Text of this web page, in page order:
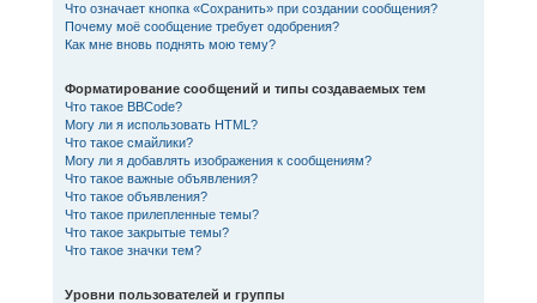
Что означает кнопка «Сохранить» при создании сообщения?
Почему моё сообщение требует одобрения?
Как мне вновь поднять мою тему?
Форматирование сообщений и типы создаваемых тем
Что такое BBCode?
Могу ли я использовать HTML?
Что такое смайлики?
Могу ли я добавлять изображения к сообщениям?
Что такое важные объявления?
Что такое объявления?
Что такое прилепленные темы?
Что такое закрытые темы?
Что такое значки тем?
Уровни пользователей и группы